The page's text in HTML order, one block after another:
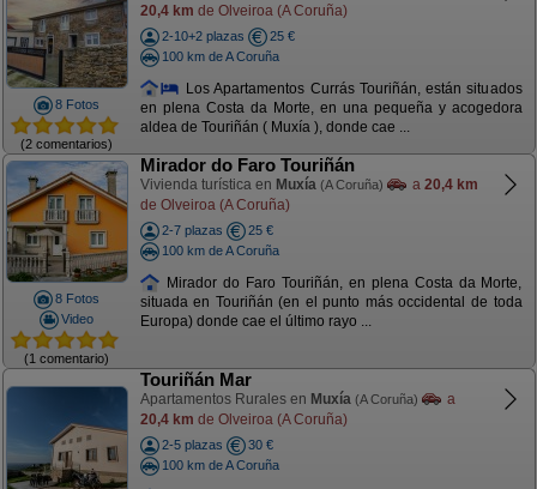
8 Fotos
(2 comentarios)
20,4 km de Olveiroa (A Coruña)
2-10+2 plazas
25 €
100 km de A Coruña
Los Apartamentos Currás Touriñán, están situados
en plena Costa da Morte, en una pequeña y acogedora
aldea de Touriñán ( Muxía ), donde cae ...
8 Fotos
Video
(1 comentario)
Mirador do Faro Touriñán
Vivienda turística en Muxía (A Coruña) a 20,4 km
de Olveiroa (A Coruña)
2-7 plazas
25 €
100 km de A Coruña
Mirador do Faro Touriñán, en plena Costa da Morte,
situada en Touriñán (en el punto más occidental de toda
Europa) donde cae el último rayo ...
Touriñán Mar
Apartamentos Rurales en Muxía (A Coruña)
a
20,4 km de Olveiroa (A Coruña)
2-5 plazas
30 €
100 km de A Coruña